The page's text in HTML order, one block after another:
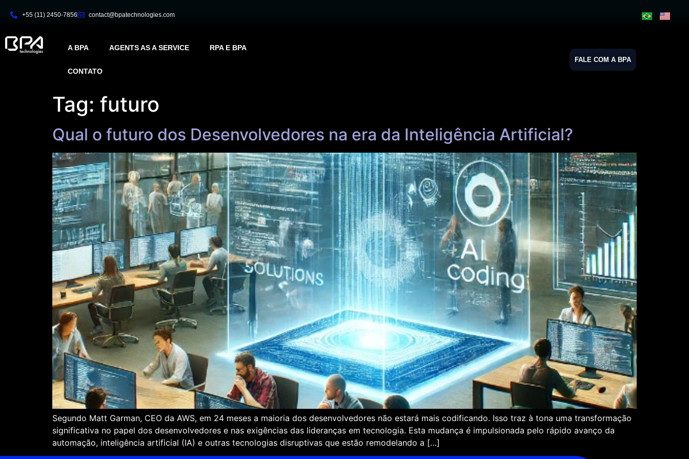
+55 (11) 2450-7856 contact@bpatechnologies.com
A BPA AGENTS AS A SERVICE RPA E BPA
CONTATO
FALE COM A BPA
Tag: futuro
Qual o futuro dos Desenvolvedores na era da Inteligência Artificial?
Segundo Matt Garman, CEO da AWS, em 24 meses a maioria dos desenvolvedores não estará mais codificando. Isso traz à tona uma transformação
significativa no papel dos desenvolvedores e nas exigências das lideranças em tecnologia. Esta mudança é impulsionada pelo rápido avanço da
automação, inteligência artificial (IA) e outras tecnologias disruptivas que estão remodelando a […]